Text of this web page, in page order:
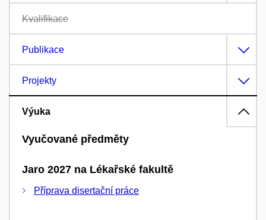
Kvalifikace
Publikace
Projekty
Výuka
Vyučované předměty
Jaro 2027 na Lékařské fakultě
Příprava disertační práce